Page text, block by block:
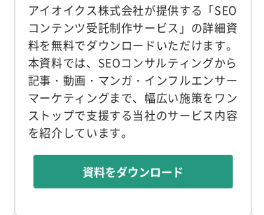
アイオイクス株式会社が提供する「SEO
コンテンツ受託制作サービス」の詳細資
料を無料でダウンロードいただけます。
本資料では、SEOコンサルティングから
記事・動画・マンガ・インフルエンサー
マーケティングまで、幅広い施策をワン
ストップで支援する当社のサービス内容
を紹介しています。
資料をダウンロード